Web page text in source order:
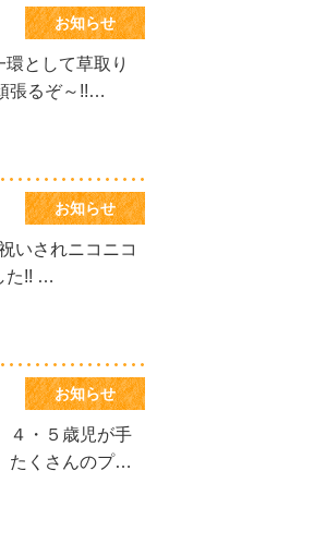
お知らせ
として草取り
張るぞ～!!…
お知らせ
いされニコニコ
た!! …
お知らせ
４・５歳児が手
たくさんのプ…